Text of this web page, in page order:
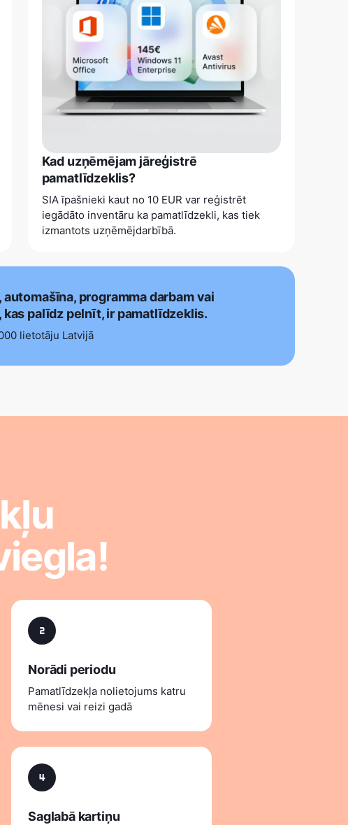
Kad uzņēmējam jāreģistrē
pamatlīdzeklis?
SIA īpašnieki kaut no 10 EUR var reģistrēt
iegādāto inventāru ka pamatlīdzekli, kas tiek
izmantots uzņēmējdarbībā.
programma darbam vai
kas palīdz pelnīt, ir pamatlīdzeklis.
lietotāju Latvijā
Norādi periodu
Pamatlīdzekļa nolietojums katru
mēnesi vai reizi gadā
Saglabā kartiņu